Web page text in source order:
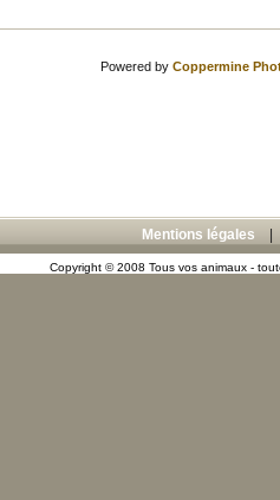
Powered by Coppermine
Mentions légales
Copyright © 2008 Tous vos animaux -